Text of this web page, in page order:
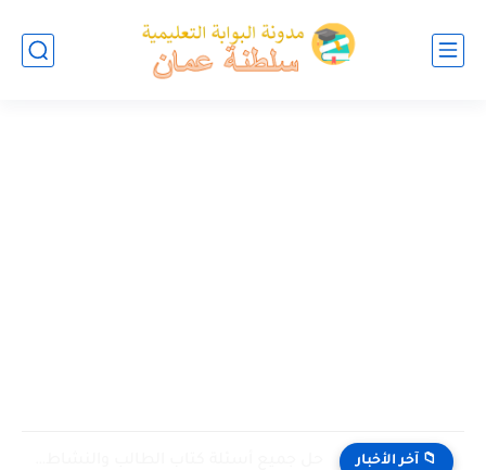
📁 آخر الأخبار